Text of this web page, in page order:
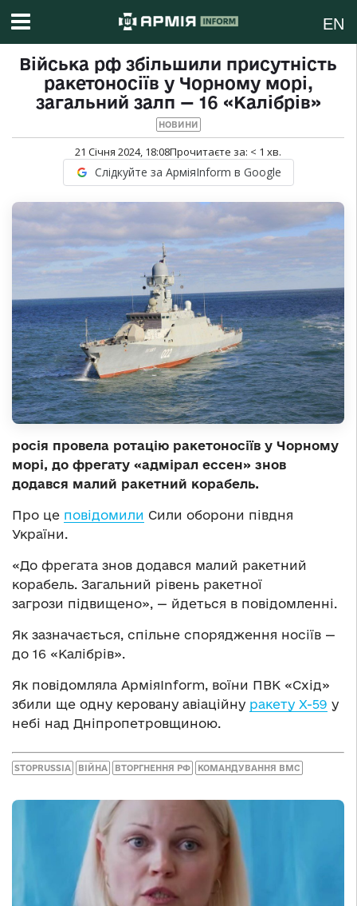
EN
Війська рф збільшили присутність
ракетоносіїв у Чорному морі,
загальний залп — 16 «Калібрів»
НОВИНИ
21 Січня 2024, 18:08Прочитаєте за: < 1 хв.
Слідкуйте за АрміяInform в Google
росія провела ротацію ракетоносіїв у Чорному
морі, до фрегату «адмірал ессен» знов
додався малий ракетний корабель.
Про це повідомили Сили оборони півдня
України.
«До фрегата знов додався малий ракетний
корабель. Загальний рівень ракетної
загрози підвищено», — йдеться в повідомленні.
Як зазначається, спільне спорядження носіїв —
до 16 «Калібрів».
Як повідомляла АрміяInform, воїни ПВК «Схід»
збили ще одну керовану авіаційну ракету Х-59 у
небі над Дніпропетровщиною.
STOPRUSSIA ВІЙНА ВТОРГНЕННЯ РФ КОМАНДУВАННЯ ВМС